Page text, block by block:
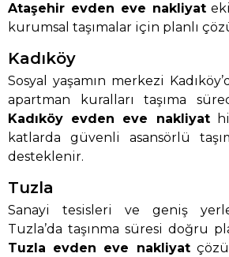
Ataşehir evden eve nakliyat
kurumsal taşımalar için planlı
Kadıköy
Sosyal yaşamın merkezi
apartman kuralları taşıma
Kadıköy evden eve nakliyat
katlarda güvenli asansörlü
desteklenir.
Tuzla
Sanayi tesisleri ve geniş
Tuzla’da taşınma süresi doğru
Tuzla evden eve nakliyat